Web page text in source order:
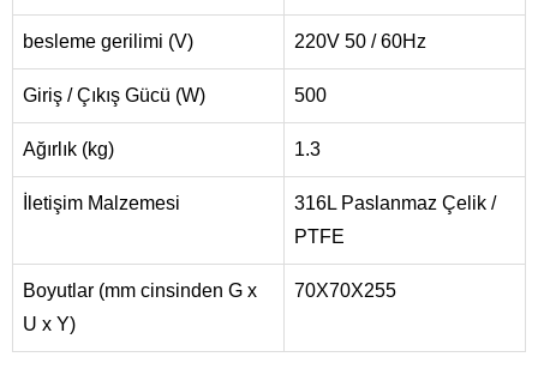
besleme gerilimi (V) 220V 50 / 60Hz
Giriş / Çıkış Gücü (W) 500
Ağırlık (kg) 1.3
İletişim Malzemesi
316L Paslanmaz Çelik /
PTFE
Boyutlar (mm cinsinden G x
U x Y)
70X70X255